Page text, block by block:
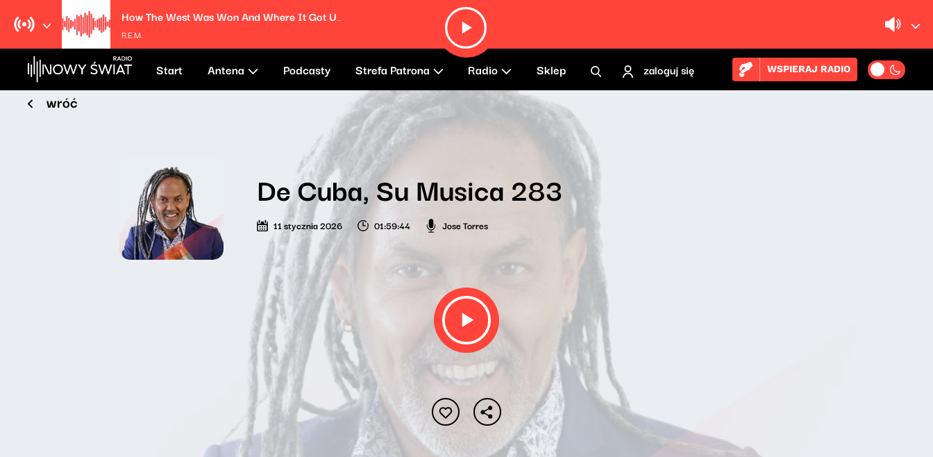
How The West Was Won And Where It Got Us (Remastered)
R.E.M.
Start Antena Podcasty Strefa Patrona Radio Sklep zaloguj się WSPIERAJ RADIO
wróć
De Cuba, Su Musica 283
11 stycznia 2026 01:59:44 Jose Torres